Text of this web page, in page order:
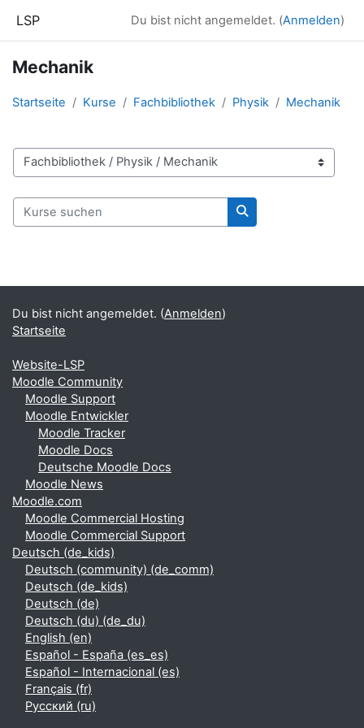
LSP Du bist nicht angemeldet. (Anmelden)
Mechanik
Startseite Kurse Fachbibliothek Physik Mechanik
Kursbereiche
Kurse suchen
Kurse suchen
Ergänzungsblöcke
Du bist nicht angemeldet. (Anmelden)
Startseite
Website-LSP
Moodle Community
Moodle Support
Moodle Entwickler
Moodle Tracker
Moodle Docs
Deutsche Moodle Docs
Moodle News
Moodle.com
Moodle Commercial Hosting
Moodle Commercial Support
Deutsch ‎(de_kids)‎
Deutsch (community) ‎(de_comm)‎
Deutsch ‎(de_kids)‎
Deutsch ‎(de)‎
Deutsch (du) ‎(de_du)‎
English ‎(en)‎
Español - España ‎(es_es)‎
Español - Internacional ‎(es)‎
Français ‎(fr)‎
Русский ‎(ru)‎